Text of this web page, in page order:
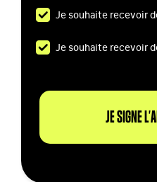
Je souhaite recevoir
Je souhaite recevoir